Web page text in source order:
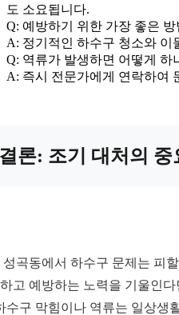
도 소요됩니다.
Q: 예방하기 위한 가장 좋은
A: 정기적인 하수구 청소와 이
Q: 역류가 발생하면 어떻게 하
A: 즉시 전문가에게 연락하여
론: 조기 대처의 중
성곡동에서 하수구 문제는 피
고 예방하는 노력을 기울인
수구 막힘이나 역류는 일상생